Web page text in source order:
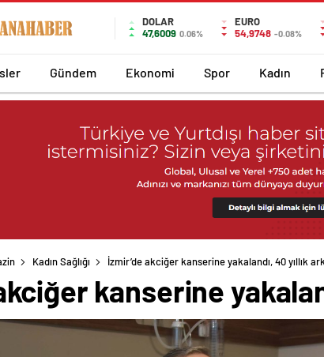
DOLAR
47,6009 0.06%
EURO
54,9748 -0.08%
Gündem Ekonomi Spor Kadın
Kadın Sağlığı İzmir’de akciğer kanserine yakalandı, 40 yıllık
kanserine